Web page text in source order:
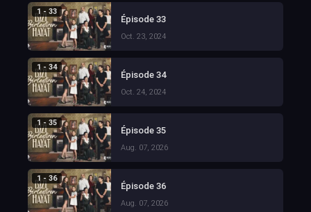
1 - 33
Épisode 33
Oct. 23, 2024
1 - 34
Épisode 34
Oct. 24, 2024
1 - 35
Épisode 35
Aug. 07, 2026
1 - 36
Épisode 36
Aug. 07, 2026